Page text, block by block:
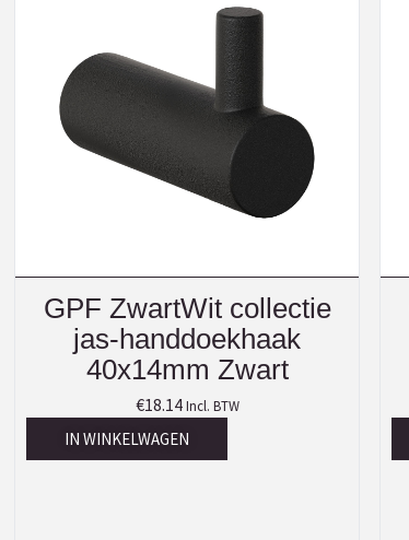
GPF ZwartWit collectie
jas-handdoekhaak
40x14mm Zwart
€18.14 Incl. BTW
IN WINKELWAGEN